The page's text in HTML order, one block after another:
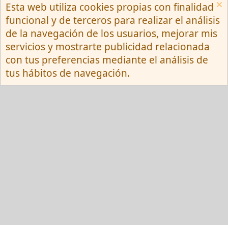
Español (Neutro) Tu
Contactarnos
Términos y reglas
Privacy policy
Ayuda
R
S
S
Community platform by XenForo ® © 2010-
2026 XenForo Ltd.
Esta web utiliza cookies propias con finalidad
funcional y de terceros para realizar el análisis
de la navegación de los usuarios, mejorar mis
servicios y mostrarte publicidad relacionada
con tus preferencias mediante el análisis de
tus hábitos de navegación.